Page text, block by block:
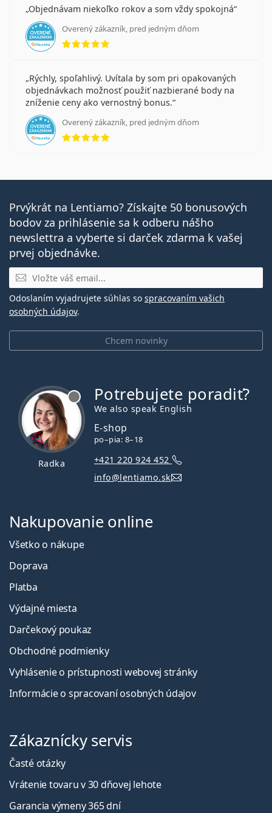
Objednávam niekoľko rokov a som vždy spokojná
Overený zákazník, pred jedným dňom
hodnotenie 5 z 5
Rýchly, spoľahlivý. Uvítala by som pri opakovaných
objednávkach možnosť použiť nazbierané body na
zníženie ceny ako vernostný bonus.
Overený zákazník, pred jedným dňom
hodnotenie 5 z 5
Prvýkrát na Lentiamo? Získajte 50 bonusových
bodov za prihlásenie sa k odberu nášho
newslettra a vyberte si darček zdarma k vašej
prvej objednávke.
E-mail
Chcem novinky
Odoslaním vyjadrujete súhlas so spracovaním vašich
osobných údajov.
Radka
Potrebujete poradiť?
We also speak English
E-shop
po–pia: 8–18
+421 220 924 452
info@lentiamo.sk
Nakupovanie online
Všetko o nákupe
Doprava
Platba
Výdajné miesta
Darčekový poukaz
Obchodné podmienky
Vyhlásenie o prístupnosti webovej stránky
Informácie o spracovaní osobných údajov
Zákaznícky servis
Časté otázky
Vrátenie tovaru v 30 dňovej lehote
Garancia výmeny 365 dní